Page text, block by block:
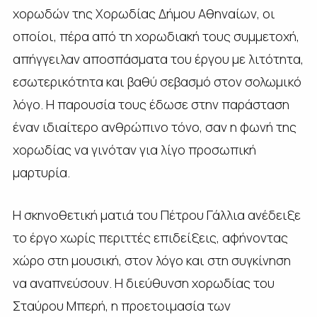
χορωδών της Χορωδίας Δήμου Αθηναίων, οι
οποίοι, πέρα από τη χορωδιακή τους συμμετοχή,
απήγγειλαν αποσπάσματα του έργου με λιτότητα,
εσωτερικότητα και βαθύ σεβασμό στον σολωμικό
λόγο. Η παρουσία τους έδωσε στην παράσταση
έναν ιδιαίτερο ανθρώπινο τόνο, σαν η φωνή της
χορωδίας να γινόταν για λίγο προσωπική
μαρτυρία.
Η σκηνοθετική ματιά του Πέτρου Γάλλια ανέδειξε
το έργο χωρίς περιττές επιδείξεις, αφήνοντας
χώρο στη μουσική, στον λόγο και στη συγκίνηση
να αναπνεύσουν. Η διεύθυνση χορωδίας του
Σταύρου Μπερή, η προετοιμασία των